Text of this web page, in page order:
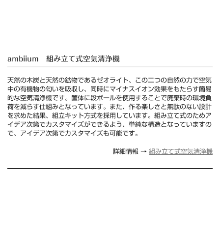
ambiium 組み立て式空気清浄機
天然の木炭と天然の鉱物であるゼオライト、この二つの自然の力で空気
中の有機物の匂いを吸収し、同時にマイナスイオン効果をもたらす簡易
的な空気清浄機です。筐体に段ボールを使用することで廃棄時の環境負
荷を減らす仕組みとなっています。また、作る楽しさと無駄のない設計
を求めた結果、組立キット方式を採用しています。組み立て式のためア
イデア次第でカスタマイズができるよう、単純な構造となっていますの
で、アイデア次第でカスタマイズも可能です。
詳細情報 → 組み立て式空気清浄機